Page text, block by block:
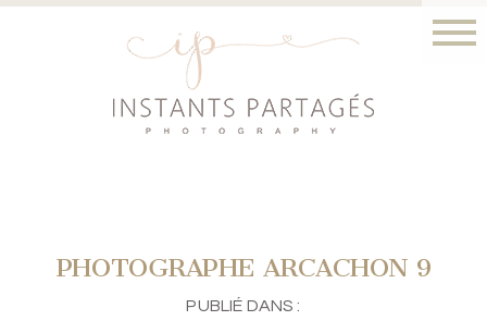
PHOTOGRAPHE ARCACHON 9
PUBLIÉ DANS :